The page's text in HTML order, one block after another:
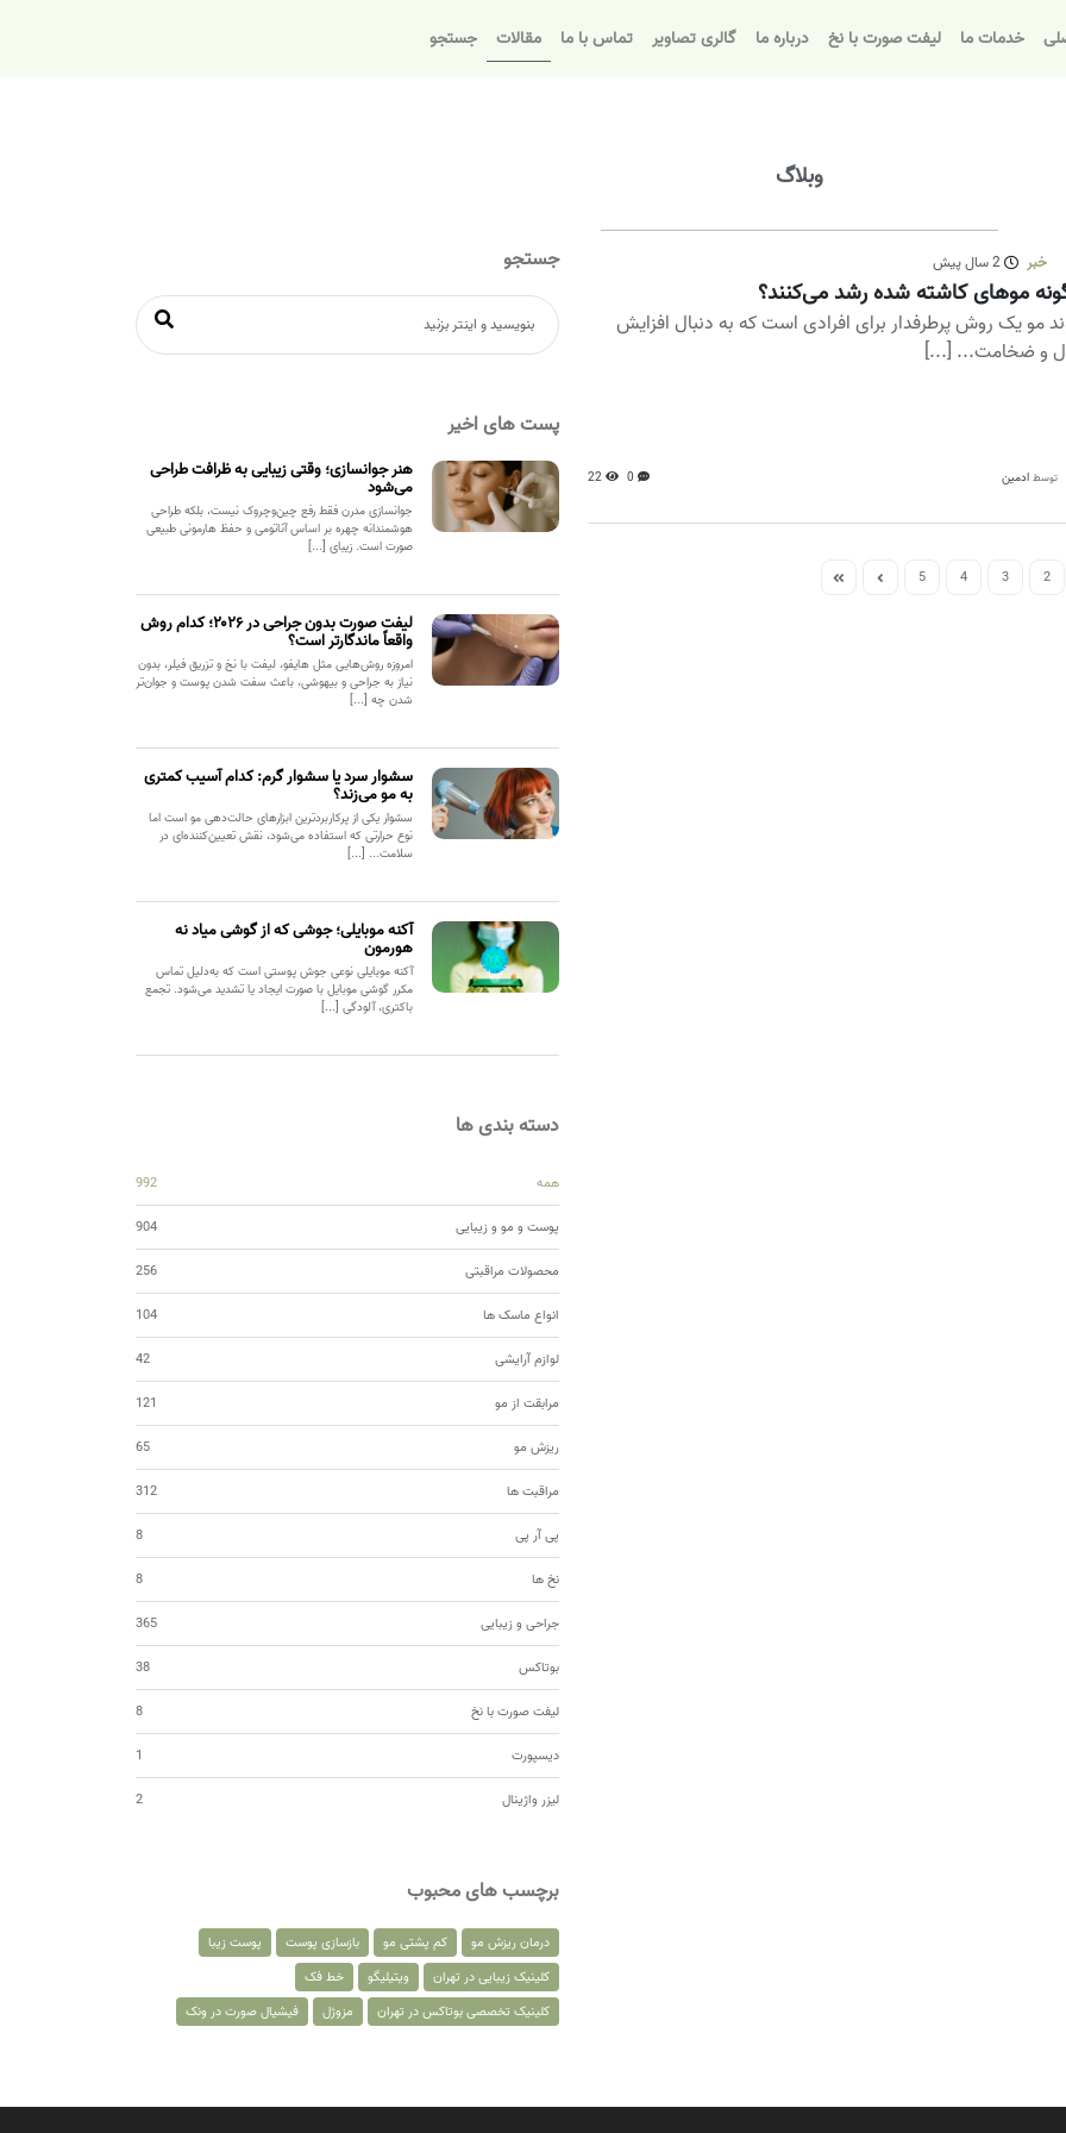
خدمات ما لیفت صورت با نخ درباره ما گالری تصاویر تماس با ما مقالات جستجو
وبلاگ
خبر 2 سال پیش
موهای کاشته شده رشد می‌کنند؟
مو یک روش پرطرفدار برای افرادی است که به دنبال افزایش
و ضخامت... [...]
توسطادمین 0
22
2
3
4
5
جستجو
پست های اخیر
هنر جوانسازی؛ وقتی زیبایی به ظرافت طراحی
می‌شود
جوانسازی مدرن فقط رفع چین‌وچروک نیست، بلکه طراحی
هوشمندانه چهره بر اساس آناتومی و حفظ هارمونی طبیعی
صورت است. زیبای [...]
لیفت صورت بدون جراحی در ۲۰۲۶؛ کدام روش
واقعاً ماندگارتر است؟
امروزه روش‌هایی مثل هایفو، لیفت با نخ و تزریق فیلر، بدون
نیاز به جراحی و بیهوشی، باعث سفت شدن پوست و جوان‌تر
شدن چه [...]
سشوار سرد یا سشوار گرم: کدام آسیب کمتری
به مو می‌زند؟
سشوار یکی از پرکاربردترین ابزارهای حالت‌دهی مو است اما
نوع حرارتی که استفاده می‌شود، نقش تعیین‌کننده‌ای در
سلامت... [...]
آکنه موبایلی؛ جوشی که از گوشی میاد نه
هورمون
آکنه موبایلی نوعی جوش پوستی است که به‌دلیل تماس
مکرر گوشی موبایل با صورت ایجاد یا تشدید می‌شود. تجمع
باکتری، آلودگی [...]
دسته بندی ها
همه 992
پوست و مو و زیبایی 904
محصولات مراقبتی 256
انواع ماسک ها 104
لوازم آرایشی 42
مرابقت از مو 121
ریزش مو 65
مراقبت ها 312
پی آر پی 8
نخ ها 8
جراحی و زیبایی 365
بوتاکس 38
لیفت صورت با نخ 8
دیسپورت 1
لیزر واژینال 2
برچسب های محبوب
درمان ریزش مو کم پشتی مو بازسازی پوست
پوست زیبا
کلینیک زیبایی در تهران
ویتیلیگو
خط فک
کلینیک تخصصی بوتاکس در تهران
مزوژل فیشیال صورت در ونک